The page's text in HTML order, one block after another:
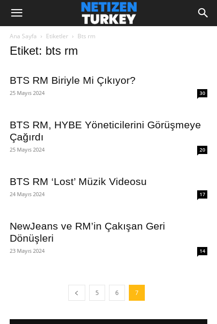
Ana Sayfa Etiketler Bts rm
Etiket: bts rm
BTS RM Biriyle Mi Çıkıyor?
25 Mayıs 2024 30
BTS RM, HYBE Yöneticilerini Görüşmeye
Çağırdı
25 Mayıs 2024 20
BTS RM ‘Lost’ Müzik Videosu
24 Mayıs 2024 17
NewJeans ve RM’in Çakışan Geri
Dönüşleri
23 Mayıs 2024 14
5 6 7